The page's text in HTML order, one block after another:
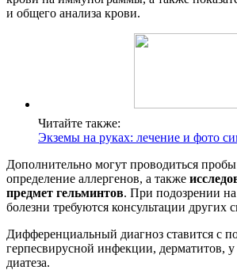
и общего анализа крови.
Читайте также:
Экземы на руках: лечение и фото
Дополнительно могут проводиться
определение аллергенов, а также
предмет гельминтов. При подозрении
болезни требуются консультации других
Дифференциальный диагноз ставится с
герпесвирусной инфекции, дерматитов,
диатеза.